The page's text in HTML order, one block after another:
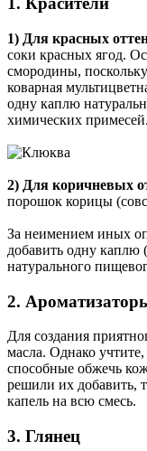
1) Для красных
соки красных ягод.
смородины,
коварная
одну каплю
химических примесей.
2) Для коричневых
порошок корицы
За неимением иных
добавить одну каплю (
натурального
2.
Для создания
масла. Однако
способные обжечь
решили их добавить,
капель на всю смесь.
3. Глянец